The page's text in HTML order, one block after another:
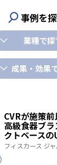
事例を
業種で探
成果・効果
CVRが施策
高級食器ブ
クトベースの
フィスカース ジ